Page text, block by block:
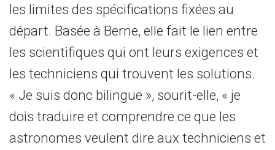
les limites des spécifications fixées au
départ. Basée à Berne, elle fait le lien entre
les scientifiques qui ont leurs exigences et
les techniciens qui trouvent les solutions.
« Je suis donc bilingue », sourit-elle, « je
dois traduire et comprendre ce que les
astronomes veulent dire aux techniciens et